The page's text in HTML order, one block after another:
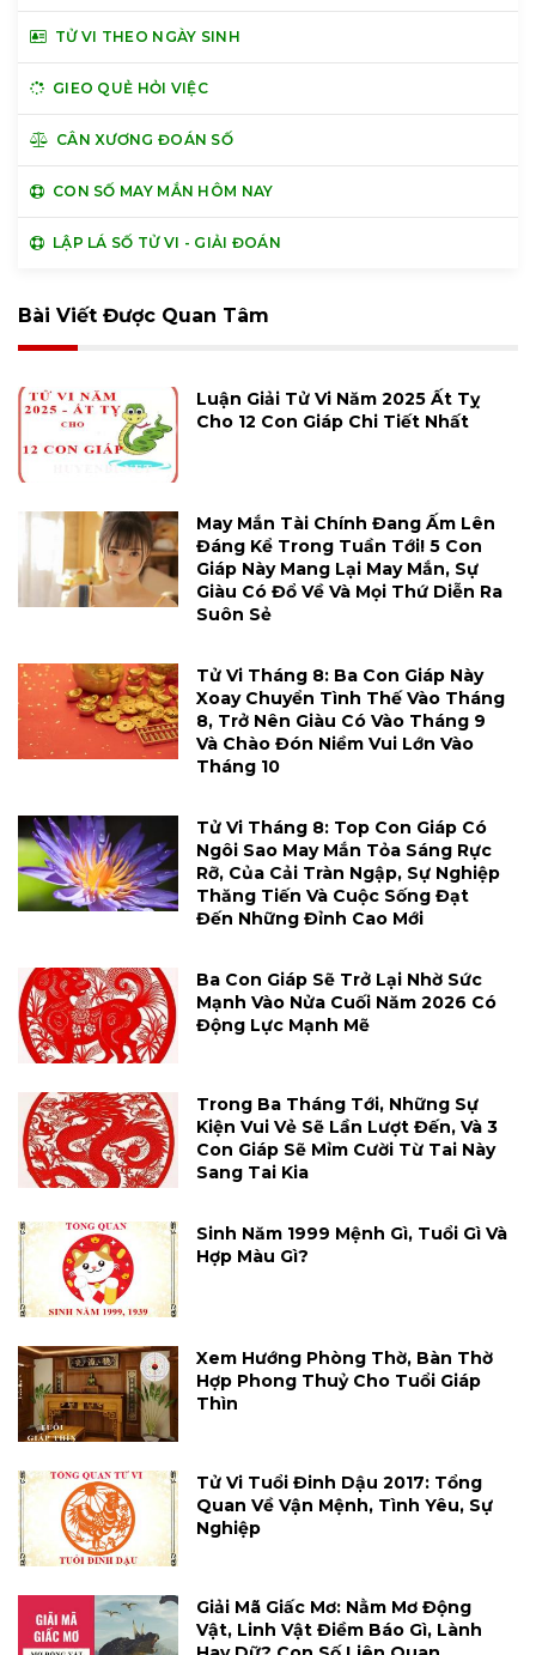
TỬ VI THEO NGÀY SINH
GIEO QUẺ HỎI VIỆC
CÂN XƯƠNG ĐOÁN SỐ
CON SỐ MAY MẮN HÔM NAY
LẬP LÁ SỐ TỬ VI - GIẢI ĐOÁN
Bài Viết Được Quan Tâm
Luận Giải Tử Vi Năm 2025 Ất Tỵ
Cho 12 Con Giáp Chi Tiết Nhất
May Mắn Tài Chính Đang Ấm Lên
Đáng Kể Trong Tuần Tới! 5 Con
Giáp Này Mang Lại May Mắn, Sự
Giàu Có Đổ Về Và Mọi Thứ Diễn Ra
Suôn Sẻ
Tử Vi Tháng 8: Ba Con Giáp Này
Xoay Chuyển Tình Thế Vào Tháng
8, Trở Nên Giàu Có Vào Tháng 9
Và Chào Đón Niềm Vui Lớn Vào
Tháng 10
Tử Vi Tháng 8: Top Con Giáp Có
Ngôi Sao May Mắn Tỏa Sáng Rực
Rỡ, Của Cải Tràn Ngập, Sự Nghiệp
Thăng Tiến Và Cuộc Sống Đạt
Đến Những Đỉnh Cao Mới
Ba Con Giáp Sẽ Trở Lại Nhờ Sức
Mạnh Vào Nửa Cuối Năm 2026 Có
Động Lực Mạnh Mẽ
Trong Ba Tháng Tới, Những Sự
Kiện Vui Vẻ Sẽ Lần Lượt Đến, Và 3
Con Giáp Sẽ Mỉm Cười Từ Tai Này
Sang Tai Kia
Sinh Năm 1999 Mệnh Gì, Tuổi Gì Và
Hợp Màu Gì?
Xem Hướng Phòng Thờ, Bàn Thờ
Hợp Phong Thuỷ Cho Tuổi Giáp
Thìn
Tử Vi Tuổi Đinh Dậu 2017: Tổng
Quan Về Vận Mệnh, Tình Yêu, Sự
Nghiệp
Giải Mã Giấc Mơ: Nằm Mơ Động
Vật, Linh Vật Điềm Báo Gì, Lành